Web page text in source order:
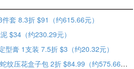
套 8.3折 $91（约615.66元）
$34（约230.29元）
型膏 1支装 7.5折 $3（约20.32元）
Michael Kors Jeanie 小号蛇纹压花盒子包 2折 $84.99（约575.66元）